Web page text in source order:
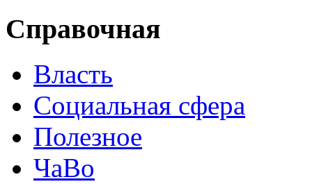
Справочная
Власть
Социальная сфера
Полезное
ЧаВо